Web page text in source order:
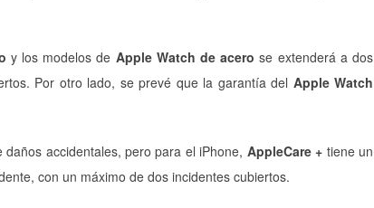
y los modelos de Apple Watch de acero se extenderá a dos
Por otro lado, se prevé que la garantía del Apple Watch
accidentales, pero para el iPhone, AppleCare + tiene un
con un máximo de dos incidentes cubiertos.